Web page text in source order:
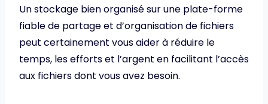
Un stockage bien organisé sur une plate-forme
fiable de partage et d’organisation de fichiers
peut certainement vous aider à réduire le
temps, les efforts et l’argent en facilitant l’accès
aux fichiers dont vous avez besoin.